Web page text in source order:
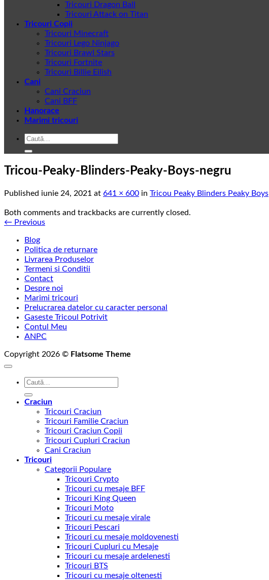
Tricouri Dragon Ball
Tricouri Attack on Titan
Tricouri Copii
Tricouri Minecraft
Tricouri Lego Ninjago
Tricouri Brawl Stars
Tricouri Fortnite
Tricouri Billie Eilish
Cani
Cani Craciun
Cani BFF
Hanorace
Marimi tricouri
Caută
Tricou-Peaky-Blinders-Peaky-Boys-negru
Published iunie 24, 2021 at 641 × 600 in Tricou Peaky Blinders Peaky Boys
Both comments and trackbacks are currently closed.
← Previous
Blog
Politica de returnare
Livrarea Produselor
Termeni si Conditii
Contact
Despre noi
Marimi tricouri
Prelucrarea datelor cu caracter personal
Gaseste Tricoul Potrivit
Contul Meu
ANPC
Copyright 2026 © Flatsome Theme
Caută
Craciun
Tricouri Craciun
Tricouri Familie Craciun
Tricouri Craciun Copii
Tricouri Cupluri Craciun
Cani Craciun
Tricouri
Categorii Populare
Tricouri Crypto
Tricouri cu mesaje BFF
Tricouri King Queen
Tricouri Moto
Tricouri cu mesaje virale
Tricouri Pescari
Tricouri cu mesaje moldovenesti
Tricouri Cupluri cu Mesaje
Tricouri cu mesaje ardelenesti
Tricouri BTS
Tricouri cu mesaje oltenesti